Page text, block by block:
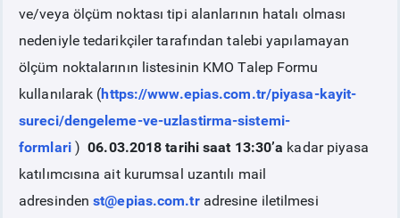
SERBEST TÜKETİCİ
MALİ UZLAŞTIRMA
TEMİNAT
BÜLTENLER
ve/veya ölçüm noktası tipi alanlarının hatalı olması
nedeniyle tedarikçiler tarafından talebi yapılamayan
ölçüm noktalarının listesinin KMO Talep Formu
kullanılarak (https://www.epias.com.tr/piyasa-kayit-
sureci/dengeleme-ve-uzlastirma-sistemi-
formlari)06.03.2018 tarihi saat 13:30’a kadar piyasa
katılımcısına ait kurumsal uzantılı mail
adresindenst@epias.com.tradresine iletilmesi